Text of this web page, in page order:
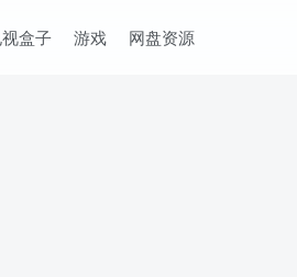
盒子 游戏 网盘资源